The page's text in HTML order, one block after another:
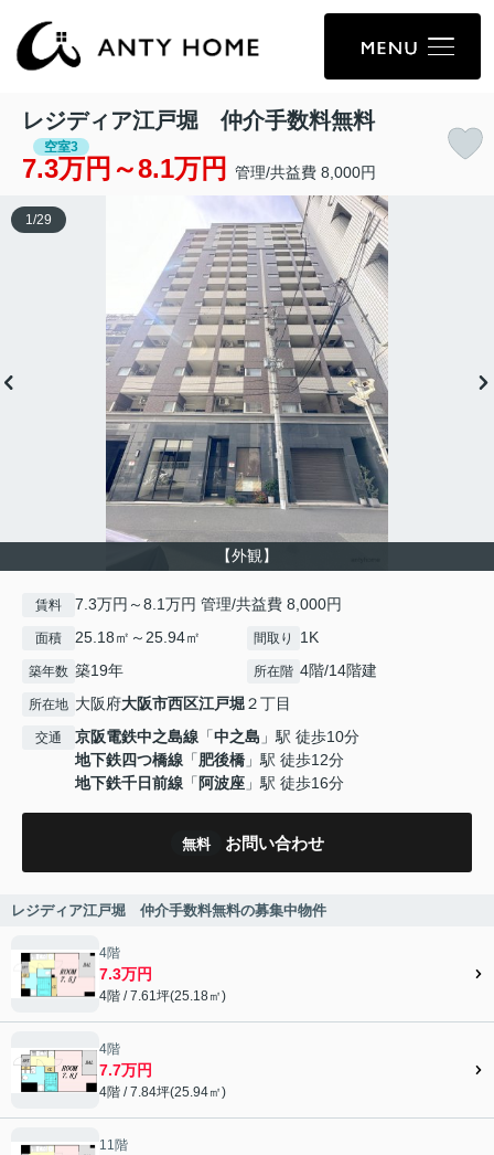
レジディア江戸堀 仲介手数料無料
空室3
7.3万円～8.1万円 管理/共益費 8,000円
【外観】
1 /29
賃料 7.3万円～8.1万円 管理/共益費 8,000円
面積 25.18㎡～25.94㎡ 間取り 1K
築年数 築19年 所在階 4階/14階建
所在地 大阪府大阪市西区江戸堀２丁目
交通 京阪電鉄中之島線 「中之島 」駅 徒歩10分
地下鉄四つ橋線 「肥後橋 」駅 徒歩12分
地下鉄千日前線 「 阿波座 」駅 徒歩16分
無料 お問い合わせ
レジディア江戸堀 仲介手数料無料の募集中物件
4階
7.3万円
4階 / 7.61坪(25.18㎡)
4階
7.7万円
4階 / 7.84坪(25.94㎡)
11階